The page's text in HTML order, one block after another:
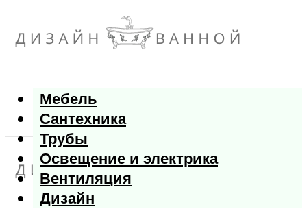
Мебель
Сантехника
Трубы
Освещение и электрика
Вентиляция
Дизайн